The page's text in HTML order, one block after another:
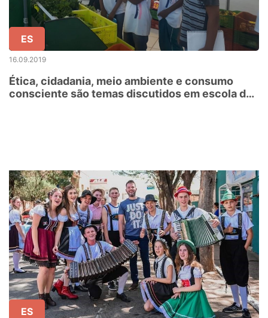
ES
16.09.2019
Ética, cidadania, meio ambiente e consumo
consciente são temas discutidos em escola de
ES